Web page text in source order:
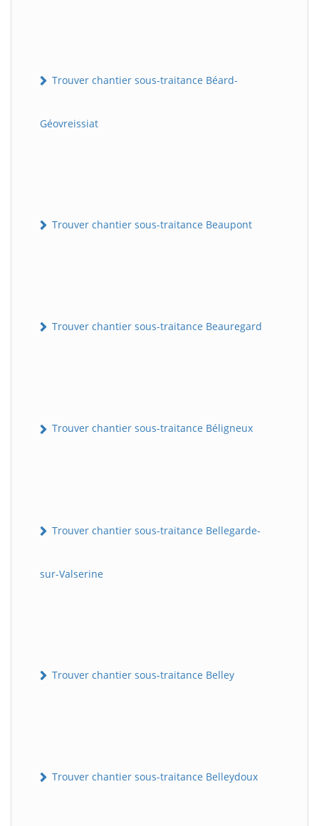
Trouver chantier sous-traitance Béard-
Géovreissiat
Trouver chantier sous-traitance Beaupont
Trouver chantier sous-traitance Beauregard
Trouver chantier sous-traitance Béligneux
Trouver chantier sous-traitance Bellegarde-
sur-Valserine
Trouver chantier sous-traitance Belley
Trouver chantier sous-traitance Belleydoux